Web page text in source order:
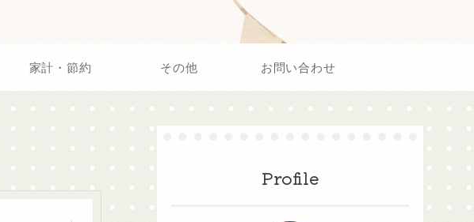
家計・節約 その他 お問い合わせ
Profile